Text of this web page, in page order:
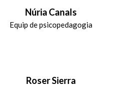
Núria Canals
Equip de psicopedagogia
Roser Sierra